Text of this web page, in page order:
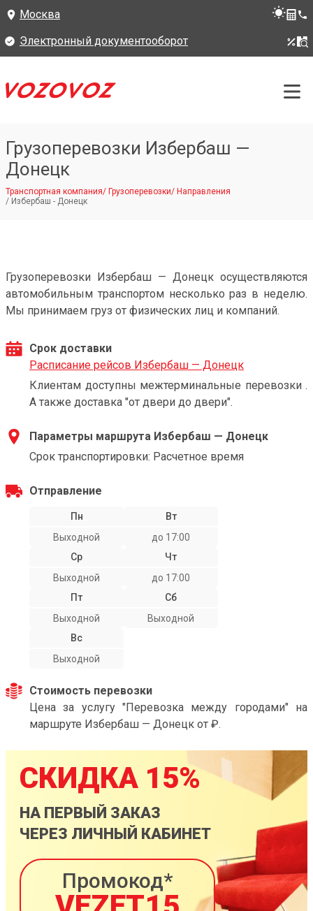
Москва
Электронный документооборот
Грузоперевозки Избербаш —
Донецк
Транспортная компания/ Грузоперевозки/ Направления
/ Избербаш - Донецк
Грузоперевозки Избербаш — Донецк осуществляются
автомобильным транспортом несколько раз в неделю.
Мы принимаем груз от физических лиц и компаний.
Срок доставки
Расписание рейсов Избербаш — Донецк
Клиентам доступны межтерминальные перевозки .
А также доставка "от двери до двери".
Параметры маршрута Избербаш — Донецк
Срок транспортировки: Расчетное время
Отправление
Пн
Выходной
Вт
до 17:00
Ср
Выходной
Чт
до 17:00
Пт
Выходной
Сб
Выходной
Вс
Выходной
Стоимость перевозки
Цена за услугу "Перевозка между городами" на
маршруте Избербаш — Донецк от ₽.
СКИДКА 15%
НА ПЕРВЫЙ ЗАКАЗ
ЧЕРЕЗ ЛИЧНЫЙ КАБИНЕТ
Промокод*